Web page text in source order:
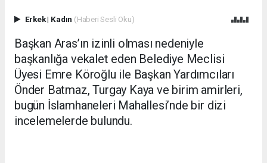
Erkek| Kadın (Haberi Sesli Oku)
Başkan Aras’ın izinli olması nedeniyle
başkanlığa vekalet eden Belediye Meclisi
Üyesi Emre Köroğlu ile Başkan Yardımcıları
Önder Batmaz, Turgay Kaya ve birim amirleri,
bugün İslamhaneleri Mahallesi’nde bir dizi
incelemelerde bulundu.